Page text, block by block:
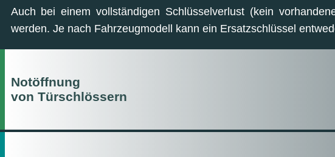
Auch bei einem vollständigen Schlüsselverlust (kein
werden. Je nach Fahrzeugmodell kann ein Ersatzschlüssel
Notöffnung
von Türschlössern